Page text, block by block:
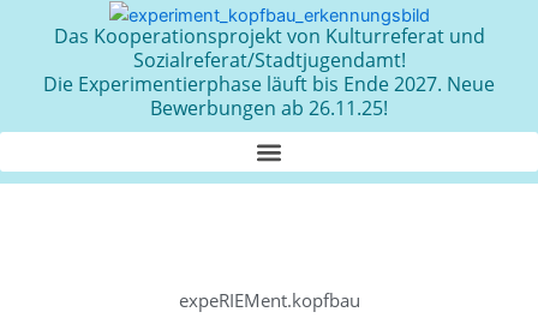
Das Kooperationsprojekt von Kulturreferat und
Sozialreferat/Stadtjugendamt!
Die Experimentierphase läuft bis Ende 2027. Neue
Bewerbungen ab 26.11.25!
expeRIEMent.kopfbau